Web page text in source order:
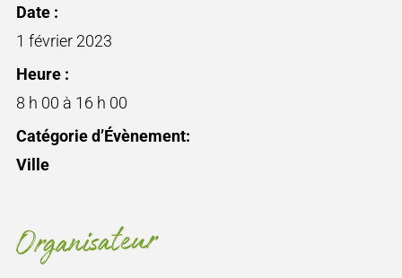
Date :
1 février 2023
Heure :
8 h 00 à 16 h 00
Catégorie d’Évènement:
Ville
Organisateur